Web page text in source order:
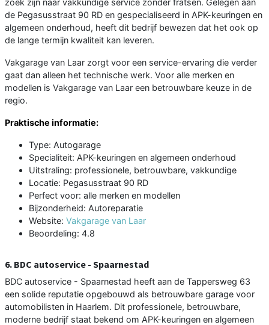
de Pegasusstraat 90 RD en gespecialiseerd in APK-keuringen en
algemeen onderhoud, heeft dit bedrijf bewezen dat het ook op
de lange termijn kwaliteit kan leveren.
Vakgarage van Laar zorgt voor een service-ervaring die verder
gaat dan alleen het technische werk. Voor alle merken en
modellen is Vakgarage van Laar een betrouwbare keuze in de
regio.
Praktische informatie:
Type: Autogarage
Specialiteit: APK-keuringen en algemeen onderhoud
Uitstraling: professionele, betrouwbare, vakkundige
Locatie: Pegasusstraat 90 RD
Perfect voor: alle merken en modellen
Bijzonderheid: Autoreparatie
Website: Vakgarage van Laar
Beoordeling: 4.8
6. BDC autoservice - Spaarnestad
BDC autoservice - Spaarnestad heeft aan de Tappersweg 63
een solide reputatie opgebouwd als betrouwbare garage voor
automobilisten in Haarlem. Dit professionele, betrouwbare,
moderne bedrijf staat bekend om APK-keuringen en algemeen